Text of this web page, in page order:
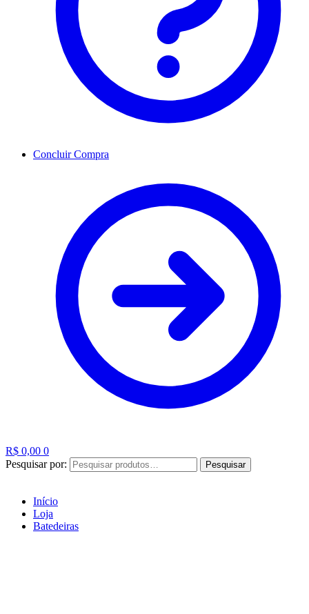
Concluir Compra
R$ 0,00 0
Pesquisar por:
Pesquisar
Início
Loja
Batedeiras